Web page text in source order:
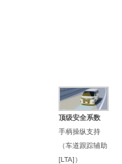
顶级安全系数
手柄操纵支持
（车道跟踪辅助
[LTA]）